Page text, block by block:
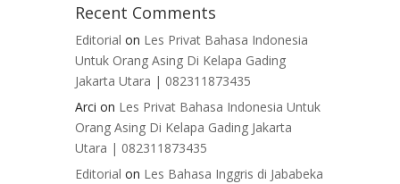
Recent Comments
Editorial on Les Privat Bahasa Indonesia
Untuk Orang Asing Di Kelapa Gading
Jakarta Utara | 082311873435
Arci on Les Privat Bahasa Indonesia Untuk
Orang Asing Di Kelapa Gading Jakarta
Utara | 082311873435
Editorial on Les Bahasa Inggris di Jababeka